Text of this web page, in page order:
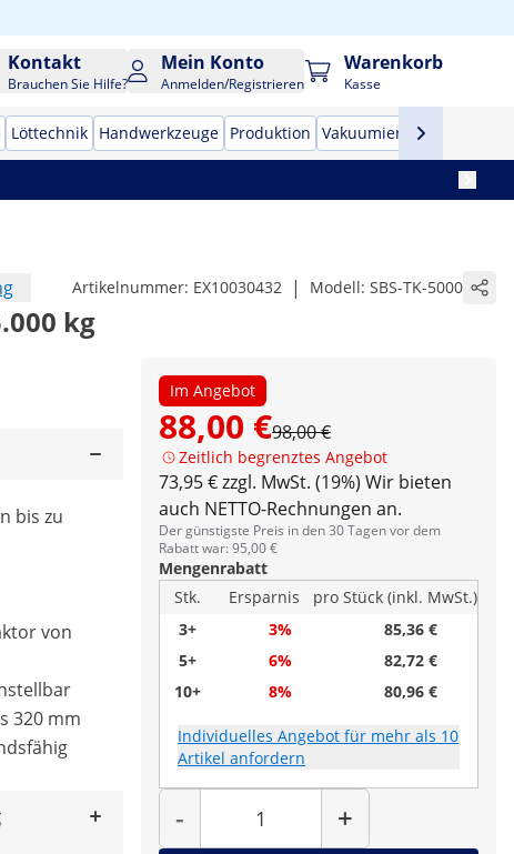
Kontakt
Brauchen Sie Hilfe?
Mein Konto
Anmelden/Registrieren
Warenkorb
Kasse
Löttechnik Handwerkzeuge Produktion Vakuumierer
Artikelnummer: EX10030432 | Modell: SBS-TK-5000
kg
Im Angebot
88,00 €98,00 €
Zeitlich begrenztes Angebot
73,95 € zzgl. MwSt. (19%) Wir bieten
auch NETTO-Rechnungen an.
Der günstigste Preis in den 30 Tagen vor dem
Rabatt war: 95,00 €
Mengenrabatt
Stk.
Ersparnis
pro Stück (inkl. MwSt.)
3+
3%
85,36 €
5+
6%
82,72 €
10+
8% 80,96 €
Individuelles Angebot für mehr als 10
Artikel anfordern
-
Menge
+
bis zu
von
320 mm